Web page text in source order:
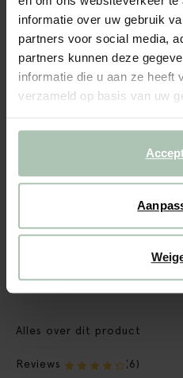
informatie over uw gebruik
partners voor social media,
partners kunnen deze
informatie die u aan ze heeft
verzameld op basis van uw
een chaise longue links, een
De bank is modulair, je kan de
1 Model:4-zits rechts (1x)
VOEG TOE AAN
We maken de bank gebruiksklaar
Verpakkingsmateriaal nemen we
Alles over dit product
Reviews (6)